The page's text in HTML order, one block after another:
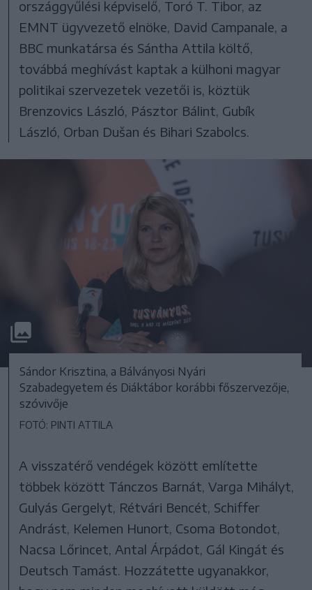
országgyűlési képviselő, Toró T. Tibor, az
EMNT ügyvezető elnöke, David Campanale, a
BBC munkatársa és Sántha Attila költő,
továbbá meghívást kaptak a külhoni magyar
politikai szervezetek vezetői is, köztük
Brenzovics László, Pásztor Bálint, Gubík
László, Orban Dušan és Bihari Szabolcs.
Sándor Krisztina, a Bálványosi Nyári
Szabadegyetem és Diáktábor korábbi főszervezője,
szóvivője
FOTÓ: PINTI ATTILA
A visszatérő vendégek között említette
többek között Tánczos Barnát, Varga Mihályt,
Gulyás Gergelyt, Rétvári Bencét, Schiffer
Andrást, Kelemen Hunort, Csoma Botondot,
Nacsa Lőrincet, Antal Árpádot, Gál Kingát és
Deutsch Tamást. Hozzátette ugyanakkor,